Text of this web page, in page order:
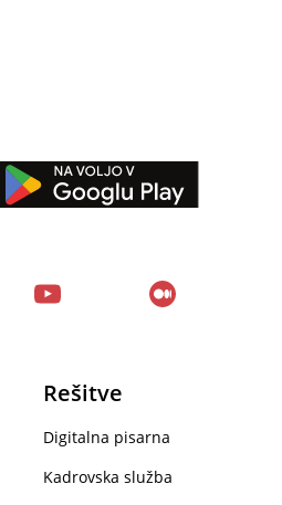
Rešitve
Digitalna pisarna
Kadrovska služba